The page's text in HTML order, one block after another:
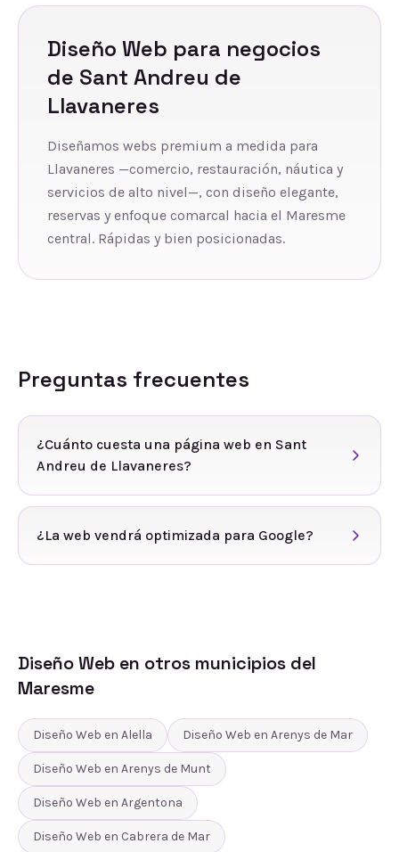
Diseño Web para negocios
de Sant Andreu de
Llavaneres
Diseñamos webs premium a medida para
Llavaneres —comercio, restauración, náutica y
servicios de alto nivel—, con diseño elegante,
reservas y enfoque comarcal hacia el Maresme
central. Rápidas y bien posicionadas.
Preguntas frecuentes
¿Cuánto cuesta una página web en Sant
Andreu de Llavaneres?
¿La web vendrá optimizada para Google?
Diseño Web en otros municipios del
Maresme
Diseño Web en Alella Diseño Web en Arenys de Mar
Diseño Web en Arenys de Munt
Diseño Web en Argentona
Diseño Web en Cabrera de Mar